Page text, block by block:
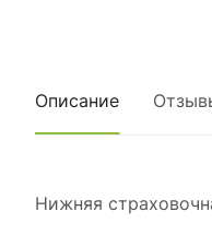
Описание
Нижняя